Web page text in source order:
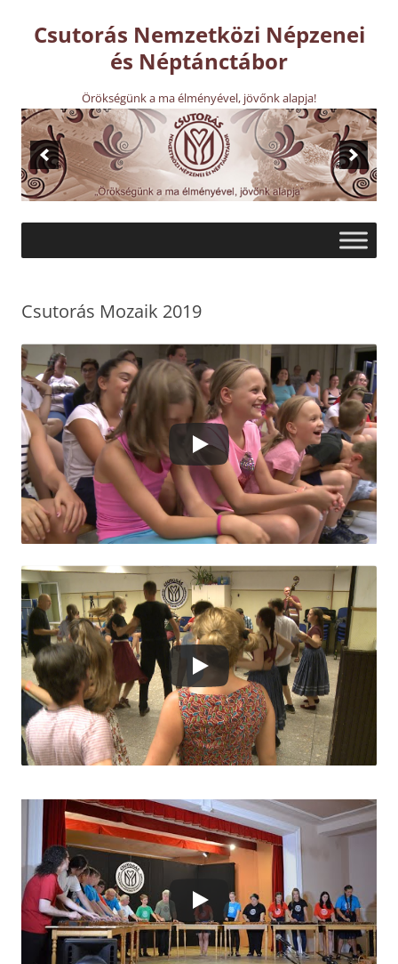
tartalomba
Csutorás Nemzetközi Népzenei
és Néptánctábor
Örökségünk a ma élményével, jövőnk alapja!
Csutorás Mozaik 2019